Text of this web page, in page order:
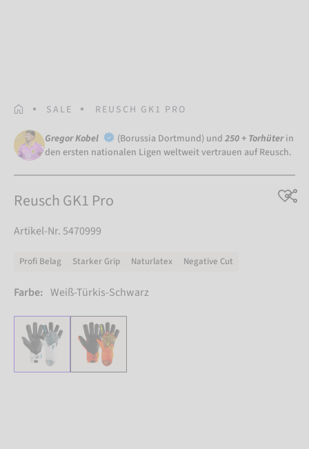
STARTSEITE
SALE REUSCH GK1 PRO
Gregor Kobel (Borussia Dortmund) und 250 + Torhüter in
den ersten nationalen Ligen weltweit vertrauen auf Reusch.
Reusch GK1 Pro
Artikel-Nr. 5470999
Profi Belag Starker Grip Naturlatex Negative Cut
Farbe: Weiß-Türkis-Schwarz